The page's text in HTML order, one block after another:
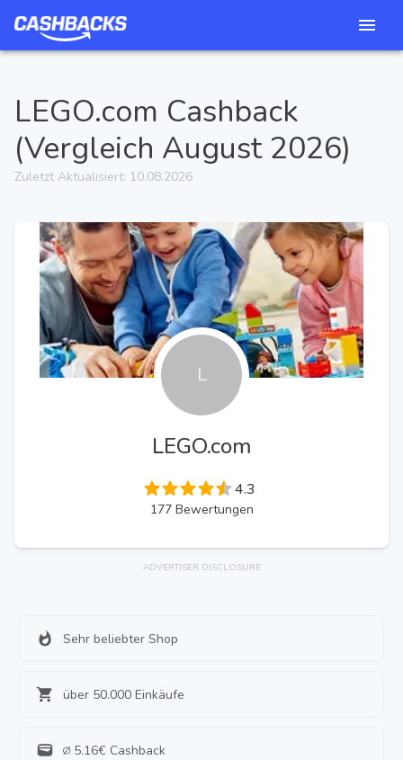
LEGO.com Cashback
(Vergleich August 2026)
Zuletzt Aktualisiert: 10.08.2026
L
LEGO.com
4.3
177Bewertungen
ADVERTISER DISCLOSURE
Sehr beliebter Shop
über 50.000 Einkäufe
∅ 5.16€ Cashback